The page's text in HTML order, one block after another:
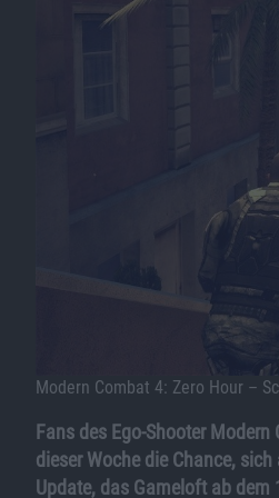
Modern Combat 4: Zero Hour –
Fans des Ego-Shooter
dieser Woche die Chance,
Update, das Gameloft ab